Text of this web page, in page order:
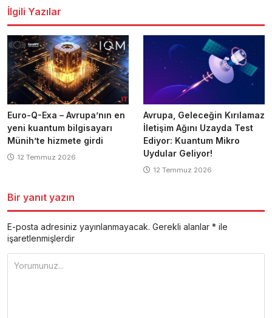
İlgili Yazılar
Euro-Q-Exa – Avrupa’nın en
yeni kuantum bilgisayarı
Münih’te hizmete girdi
12 Temmuz 2026
Avrupa, Geleceğin Kırılamaz
İletişim Ağını Uzayda Test
Ediyor: Kuantum Mikro
Uydular Geliyor!
12 Temmuz 2026
Bir yanıt yazın
E-posta adresiniz yayınlanmayacak. Gerekli alanlar * ile
işaretlenmişlerdir